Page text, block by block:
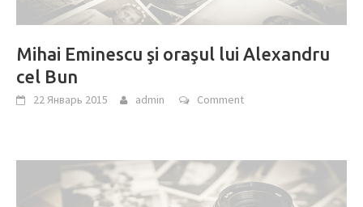
Mihai Eminescu şi oraşul lui Alexandru
cel Bun
22 Январь 2015 admin Comment